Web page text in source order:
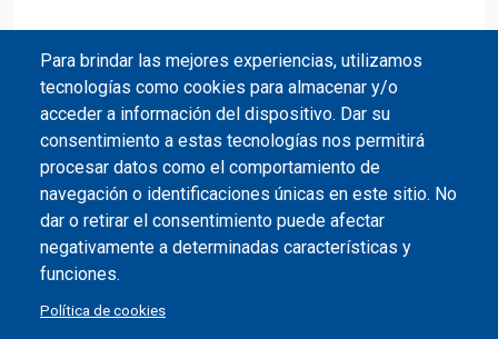
Para brindar las mejores experiencias, utilizamos
tecnologías como cookies para almacenar y/o
acceder a información del dispositivo. Dar su
consentimiento a estas tecnologías nos permitirá
procesar datos como el comportamiento de
navegación o identificaciones únicas en este sitio. No
dar o retirar el consentimiento puede afectar
negativamente a determinadas características y
funciones.
Política de cookies